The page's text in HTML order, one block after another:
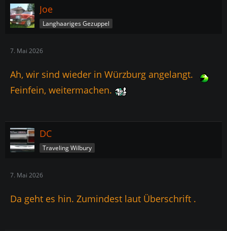
Joe
Langhaariges Gezuppel
7. Mai 2026
Ah, wir sind wieder in Würzburg angelangt.
Feinfein, weitermachen.
DC
Traveling Wilbury
7. Mai 2026
Da geht es hin. Zumindest laut Überschrift .